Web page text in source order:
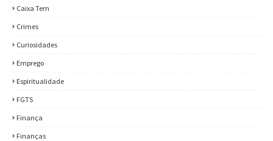
Caixa Tem
Crimes
Curiosidades
Emprego
Espiritualidade
FGTS
Finança
Finanças